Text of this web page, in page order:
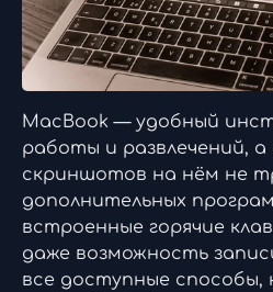
MacBook — удобный
работы и развлечений, а
скриншотов на нём не
дополнительных
встроенные горячие
даже возможность
все доступные способы,